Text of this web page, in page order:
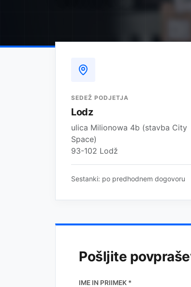
SEDEŽ PODJETJA
Lodz
ulica Milionowa 4b (stavba City
Space)
93-102 Lodž
Sestanki: po predhodnem dogovoru
Pošljite
IME IN PRIIMEK *